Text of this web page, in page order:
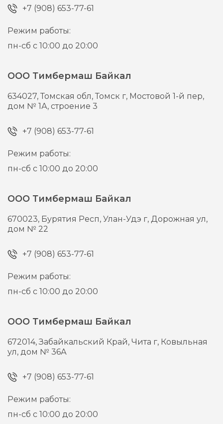
+7 (908) 653-77-61
Режим работы:
пн-сб с 10:00 до 20:00
ООО Тимбермаш Байкал
634027,Томская обл, Томск г, Мостовой 1-й пер,
дом № 1А, строение 3
+7 (908) 653-77-61
Режим работы:
пн-сб с 10:00 до 20:00
ООО Тимбермаш Байкал
670023, Бурятия Респ, Улан-Удэ г,Дорожная ул,
дом № 22
+7 (908) 653-77-61
Режим работы:
пн-сб с 10:00 до 20:00
ООО Тимбермаш Байкал
672014,Забайкальский Край, Чита г, Ковыльная
ул, дом № 36А
+7 (908) 653-77-61
Режим работы:
пн-сб с 10:00 до 20:00